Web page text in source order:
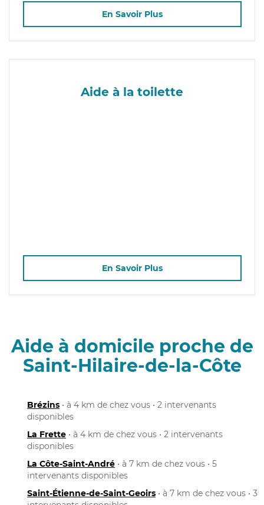
En Savoir Plus
Aide à la toilette
En Savoir Plus
Aide à domicile proche de
Saint-Hilaire-de-la-Côte
Brézins • à 4 km de chez vous • 2 intervenants
disponibles
La Frette • à 4 km de chez vous • 2 intervenants
disponibles
La Côte-Saint-André • à 7 km de chez vous • 5
intervenants disponibles
Saint-Étienne-de-Saint-Geoirs • à 7 km de chez vous • 3